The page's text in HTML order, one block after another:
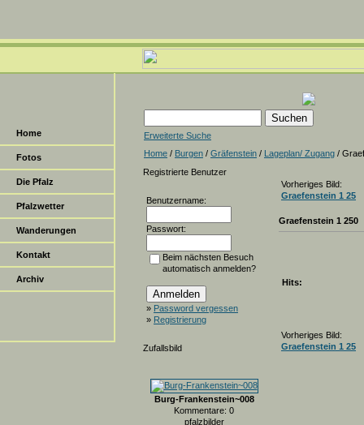
Home
Fotos
Die Pfalz
Pfalzwetter
Wanderungen
Kontakt
Archiv
Erweiterte Suche
Home / Burgen / Gräfenstein / Lageplan/ Zugang /
Registrierte Benutzer
Benutzername:
Passwort:
Beim nächsten Besuch
automatisch anmelden?
» Password vergessen
» Registrierung
Zufallsbild
Burg-Frankenstein~008
Kommentare: 0
pfalzbilder
Vorheriges Bild:
Graefenstein 1 25
Graefenstein 1 250
Hits:
Vorheriges Bild:
Graefenstein 1 25